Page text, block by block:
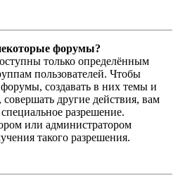
форумы?
только определённым
пользователей. Чтобы
создавать в них темы и
совершать другие действия, вам
разрешение.
или администратором
такого разрешения.